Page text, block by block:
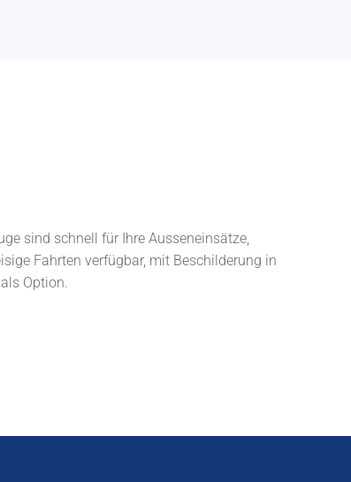
sind schnell für Ihre Ausseneinsätze,
Fahrten verfügbar, mit Beschilderung in
Option.